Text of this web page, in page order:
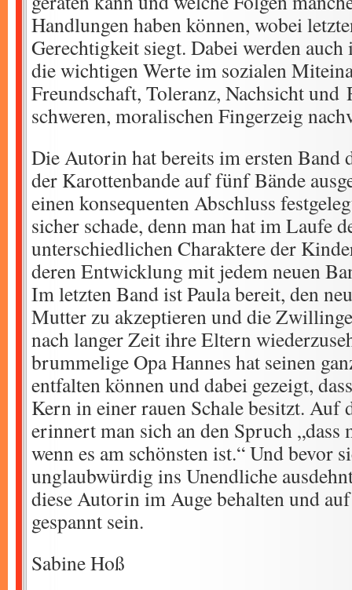
Handlungen haben können, wobei
Gerechtigkeit siegt. Dabei werden auch
die wichtigen Werte im sozialen
Freundschaft, Toleranz, Nachsicht und
schweren, moralischen Fingerzeig
Die Autorin hat bereits im ersten Band
der Karottenbande auf fünf Bände
einen konsequenten Abschluss
sicher schade, denn man hat im Laufe
unterschiedlichen Charaktere der
deren Entwicklung mit jedem neuen
Im letzten Band ist Paula bereit, den
Mutter zu akzeptieren und die
nach langer Zeit ihre Eltern
brummelige Opa Hannes hat seinen
entfalten können und dabei gezeigt,
Kern in einer rauen Schale besitzt. Auf
erinnert man sich an den Spruch „dass
wenn es am schönsten ist.“ Und bevor
unglaubwürdig ins Unendliche
diese Autorin im Auge behalten und
gespannt sein.
Sabine Hoß